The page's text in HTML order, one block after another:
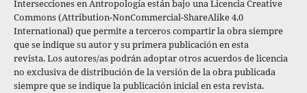
Intersecciones en Antropología están bajo una Licencia Creative
Commons (Attribution-NonCommercial-ShareAlike 4.0
International) que permite a terceros compartir la obra siempre
que se indique su autor y su primera publicación en esta
revista. Los autores/as podrán adoptar otros acuerdos de licencia
no exclusiva de distribución de la versión de la obra publicada
siempre que se indique la publicación inicial en esta revista.